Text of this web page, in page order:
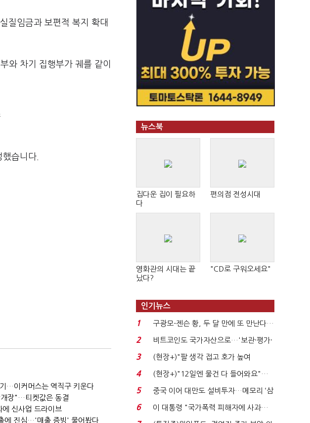
임금과 보편적 복지 확대
와 차기 집행부가 궤를 같이
습니다.
…이커머스는 역직구 키운다
개장"…티켓값은 동결
신사업 드라이브
에 진심…'매출 증빙' 물어봤다
뉴스북
집다운 집이 필요하
다
편의점 전성시대
영화관의 시대는 끝
났다?
"CD로 구워오세요"
인기뉴스
1
구광모-젠슨 황, 두 달 만에 또 만난다…
로봇·AI 등 논...
2
비트코인도 국가자산으로…'보관·평가·
처분' 기준은 ...
3
(현장+)"팔 생각 접고 호가 높여
요"…'덜 똘똘한 한 채' 20...
4
(현장+)"12일엔 물건 다 들어와요"…
빈 매대 채우며 문 연 ...
5
중국 이어 대만도 설비투자…메모리 ‘삼
국전쟁’
6
이 대통령 "국가폭력 피해자에 사과…
적극적 조사로 진...